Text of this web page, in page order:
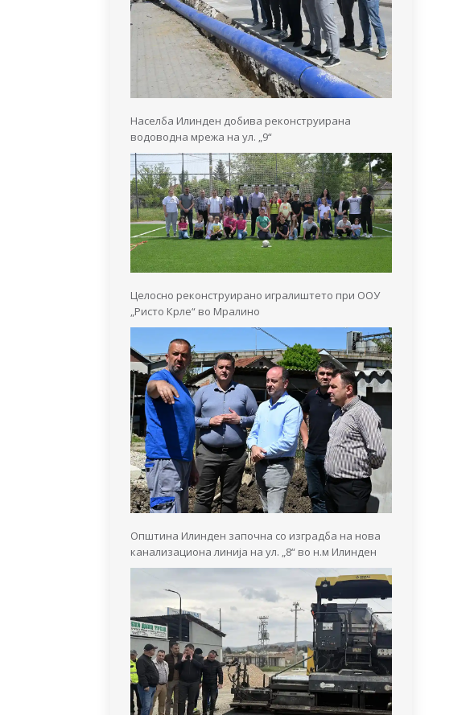
Населба Илинден добива реконструирана
водоводна мрежа на ул. „9“
Целосно реконструирано игралиштето при ООУ
„Ристо Крле“ во Мралино
Општина Илинден започна со изградба на нова
канализациона линија на ул. „8“ во н.м Илинден